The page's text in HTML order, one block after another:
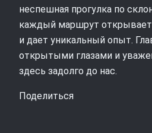
неспешная прогулка по
каждый маршрут открывает
и дает уникальный опыт.
открытыми глазами и
здесь задолго до нас.
Поделиться